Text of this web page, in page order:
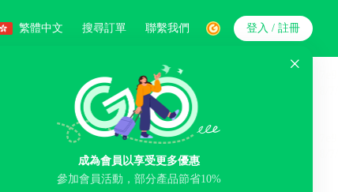
繁體中文 搜尋訂單 聯繫我們
成為會員以享受更多優惠
參加會員活動，部分產品節省10%
登入 / 註冊
搜索